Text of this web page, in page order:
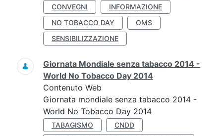
CONVEGNI
INFORMAZIONE
NO TOBACCO DAY
OMS
SENSIBILIZZAZIONE
Giornata Mondiale senza tabacco 2014 -
World No Tobacco Day 2014
Contenuto Web
Giornata mondiale senza tabacco 2014 -
World No Tobacco Day 2014
TABAGISMO
CNDD